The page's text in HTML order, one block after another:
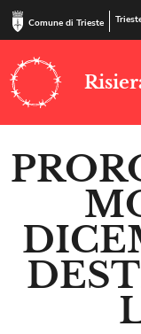
Comune di Trieste